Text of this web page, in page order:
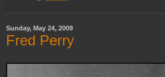
Sunday, May 24, 2009
Fred Perry